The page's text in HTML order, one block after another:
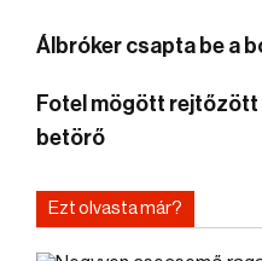
Álbróker csapta be a
Fotel mögött rejtőzött
betörő
Ezt olvasta már?